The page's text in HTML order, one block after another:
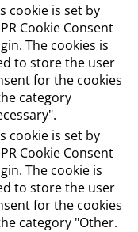
cookie is set by
Cookie Consent
The cookies is
to store the user
for the cookies
category
cookie is set by
Cookie Consent
The cookie is
to store the user
for the cookies
category "Other.